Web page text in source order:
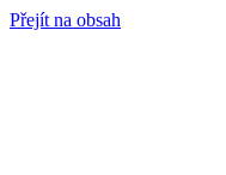
Přejít na obsah